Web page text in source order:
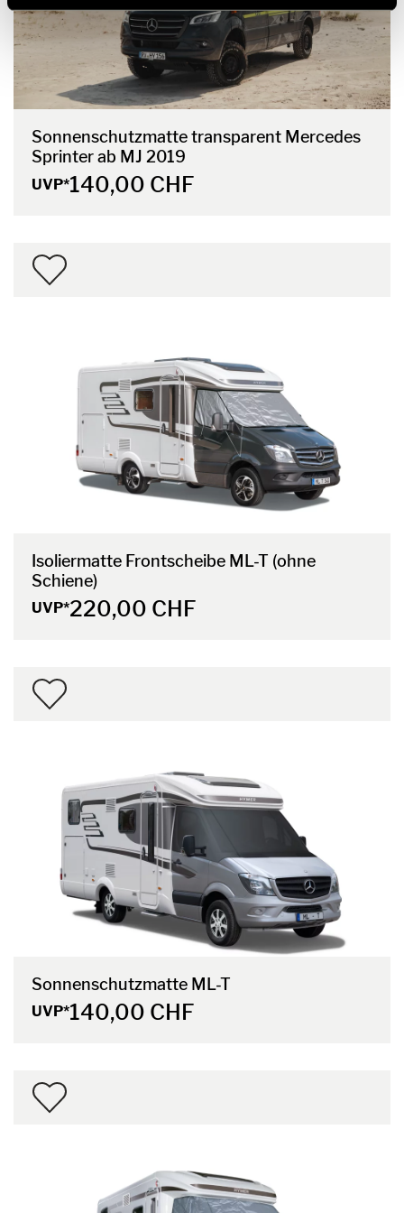
Sonnenschutzmatte transparent Mercedes
Sprinter ab MJ 2019
UVP*140,00 CHF
Isoliermatte Frontscheibe ML-T (ohne
Schiene)
UVP*220,00 CHF
Sonnenschutzmatte ML-T
UVP*140,00 CHF